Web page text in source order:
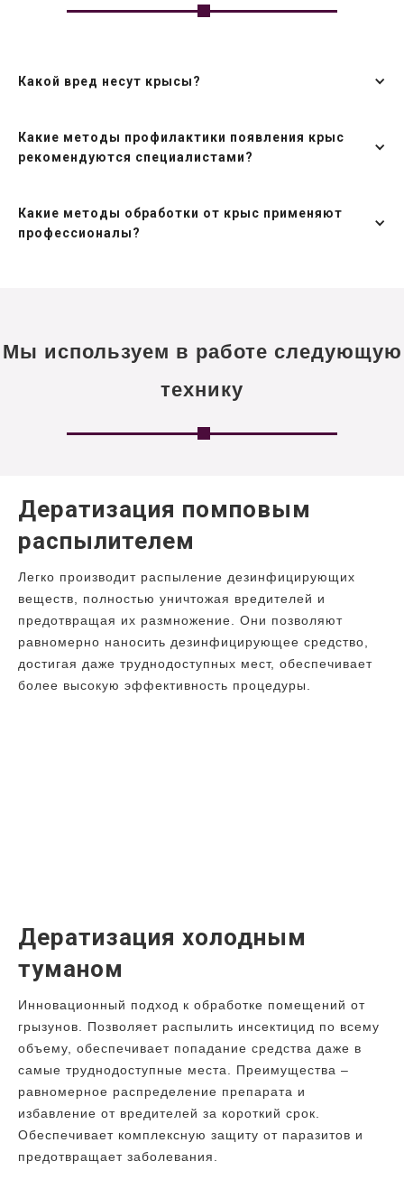
Какой вред несут крысы?
Какие методы профилактики появления крыс
рекомендуются специалистами?
Какие методы обработки от крыс применяют
профессионалы?
Мы используем в работе следующую
технику
Дератизация помповым
распылителем
Легко производит распыление дезинфицирующих
веществ, полностью уничтожая вредителей и
предотвращая их размножение. Они позволяют
равномерно наносить дезинфицирующее средство,
достигая даже труднодоступных мест, обеспечивает
более высокую эффективность процедуры.
Дератизация холодным
туманом
Инновационный подход к обработке помещений от
грызунов. Позволяет распылить инсектицид по всему
объему, обеспечивает попадание средства даже в
самые труднодоступные места. Преимущества –
равномерное распределение препарата и
избавление от вредителей за короткий срок.
Обеспечивает комплексную защиту от паразитов и
предотвращает заболевания.